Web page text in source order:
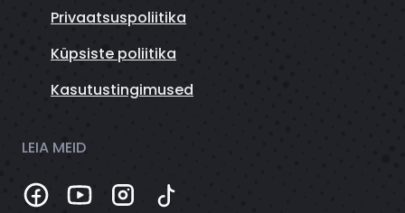
Privaatsuspoliitika
Küpsiste poliitika
Kasutustingimused
LEIA MEID